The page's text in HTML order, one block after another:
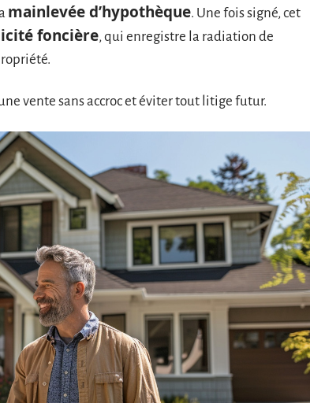
mainlevée d’hypothèque. Une fois signé, cet
foncière, qui enregistre la radiation de
vente sans accroc et éviter tout litige futur.